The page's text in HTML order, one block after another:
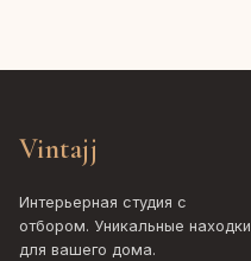
Vintajj
Интерьерная студия с
отбором. Уникальные находки
для вашего дома.